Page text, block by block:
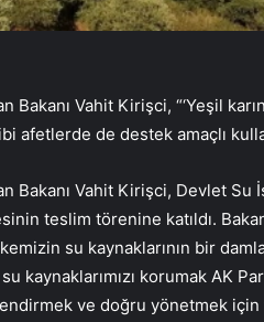
Bakanı Vahit Kirişci, “‘Yeşil
afetlerde de destek amaçlı
Bakanı Vahit Kirişci, Devlet
teslim törenine katıldı.
su kaynaklarının bir
kaynaklarımızı korumak AK
ve doğru yönetmek